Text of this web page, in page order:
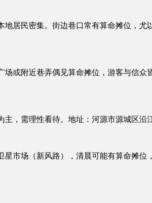
居民密集。街边巷口常有算命摊位，尤
或附近巷弄偶见算命摊位，游客与信众
主，需理性看待。地址：河源市源城区沿
市场（新风路），清晨可能有算命摊位